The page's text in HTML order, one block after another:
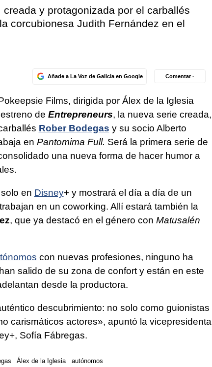
y protagonizada por el carballés
corcubionesa Judith Fernández en el
Añade a La Voz de Galicia en Google Comentar ·
Films, dirigida por Álex de la Iglesia
de Entrepreneurs, la nueva serie creada,
Rober Bodegas y su socio Alberto
en Pantomima Full. Será la primera serie de
una nueva forma de hacer humor a
en Disney+ y mostrará el día a día de un
en un coworking. Allí estará también la
, que ya destacó en el género con Matusalén
con nuevas profesiones, ninguno ha
salido de su zona de confort y están en este
desde la productora.
descubrimiento: no solo como guionistas
carismáticos actores», apuntó la vicepresidenta
Sofía Fábregas.
Álex de la Iglesia autónomos